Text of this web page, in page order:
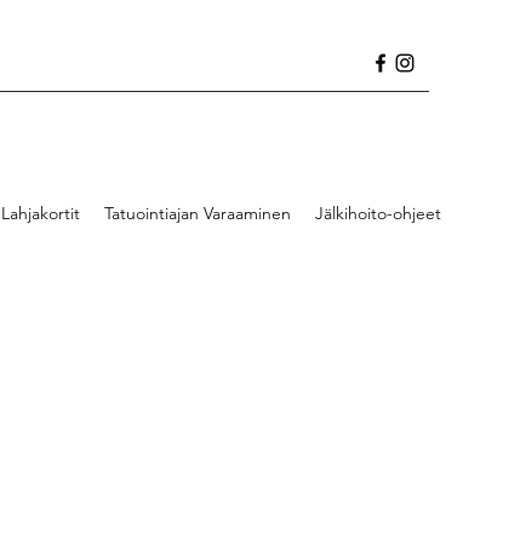
Lahjakortit Tatuointiajan Varaaminen Jälkihoito-ohjeet